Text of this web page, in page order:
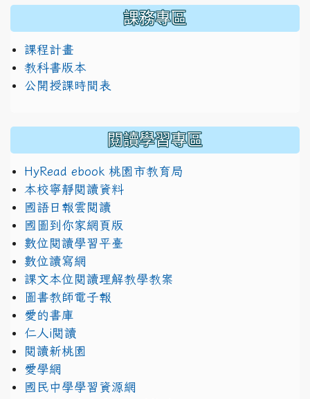
課務專區
課程計畫
教科書版本
公開授課時間表
閱讀學習專區
HyRead ebook 桃園市教育局
本校寧靜閱讀資料
國語日報雲閱讀
國圖到你家網頁版
數位閱讀學習平臺
數位讀寫網
課文本位閱讀理解教學教案
圖書教師電子報
愛的書庫
仁人i閱讀
閱讀新桃園
愛學網
國民中學學習資源網